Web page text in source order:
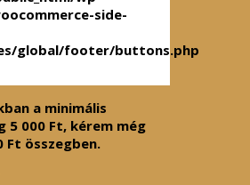
side-
global/footer/buttons.php
a minimális
5 000 Ft, kérem még
Ft összegben.